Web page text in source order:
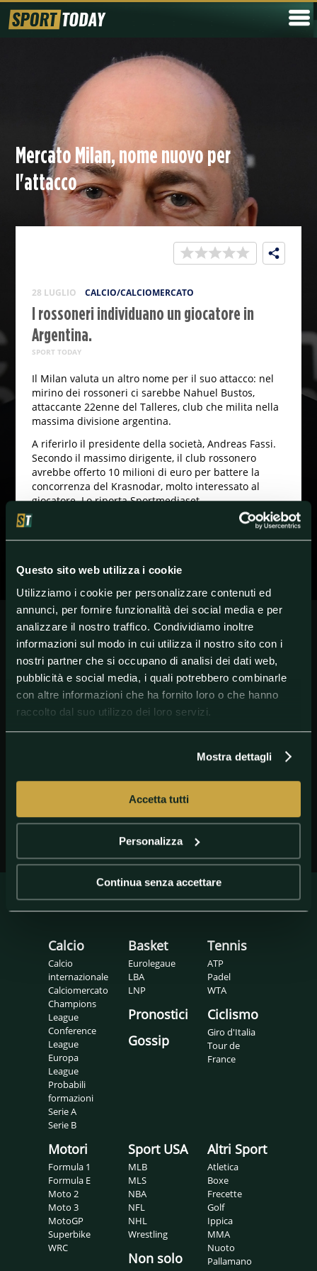
Questo sito web utilizza i cookie
Utilizziamo i cookie per personalizzare contenuti ed
annunci, per fornire funzionalità dei social media e per
analizzare il nostro traffico. Condividiamo inoltre
informazioni sul modo in cui utilizza il nostro sito con i
nostri partner che si occupano di analisi dei dati web,
pubblicità e social media, i quali potrebbero combinarle
con altre informazioni che ha fornito loro o che hanno
raccolto dal suo utilizzo dei loro servizi.
Mostra dettagli
Accetta tutti
Personalizza
Continua senza accettare
Mercato Milan, nome nuovo per
l'attacco
28 LUGLIO CALCIO/CALCIOMERCATO
I rossoneri individuano un giocatore in
Argentina.
SPORT TODAY
Il Milan valuta un altro nome per il suo attacco: nel
mirino dei rossoneri ci sarebbe Nahuel Bustos,
attaccante 22enne del Talleres, club che milita nella
massima divisione argentina.
A riferirlo il presidente della società, Andreas Fassi.
Secondo il massimo dirigente, il club rossonero
avrebbe offerto 10 milioni di euro per battere la
concorrenza del Krasnodar, molto interessato al
giocatore. Lo riporta Sportmediaset.
GETTY IMAGES Gazidis
Calcio
Calcio
internazionale
Calciomercato
Champions
League
Conference
League
Europa
League
Probabili
formazioni
Serie A
Serie B
Basket
Eurolegaue
LBA
LNP
Pronostici
Gossip
Tennis
ATP
Padel
WTA
Ciclismo
Giro d'Italia
Tour de
France
Motori
Formula 1
Formula E
Moto 2
Moto 3
MotoGP
Superbike
WRC
Sport USA
MLB
MLS
NBA
NFL
NHL
Wrestling
Non solo
Altri Sport
Atletica
Boxe
Frecette
Golf
Ippica
MMA
Nuoto
Pallamano